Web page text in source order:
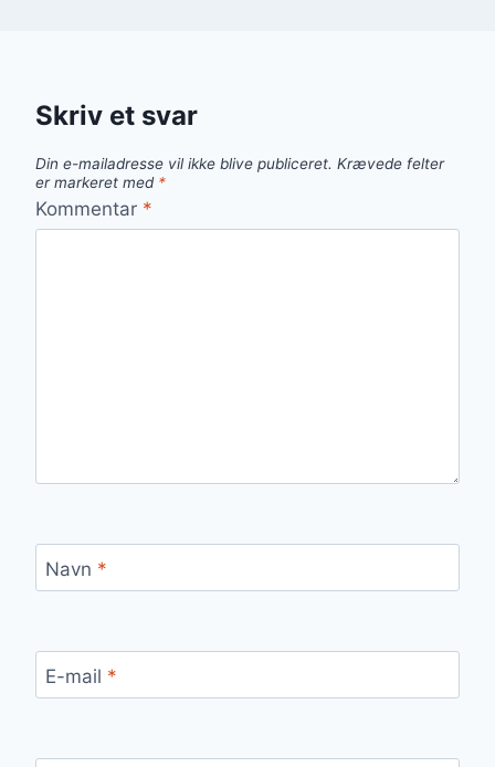
Skriv et svar
Din e-mailadresse vil ikke blive publiceret. Krævede felter
er markeret med *
Kommentar *
Navn *
E-mail *